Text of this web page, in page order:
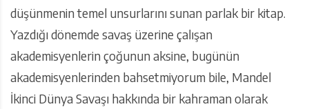
düşünmenin temel unsurlarını sunan parlak bir kitap.
Yazdığı dönemde savaş üzerine çalışan
akademisyenlerin çoğunun aksine, bugünün
akademisyenlerinden bahsetmiyorum bile, Mandel
İkinci Dünya Savaşı hakkında bir kahraman olarak